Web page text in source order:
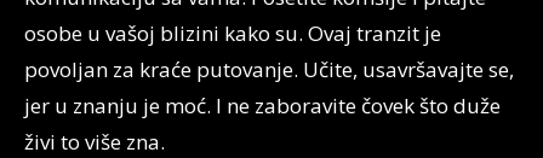
osobe u vašoj blizini kako su. Ovaj tranzit je
povoljan za kraće putovanje. Učite, usavršavajte se,
jer u znanju je moć. I ne zaboravite čovek što duže
živi to više zna.